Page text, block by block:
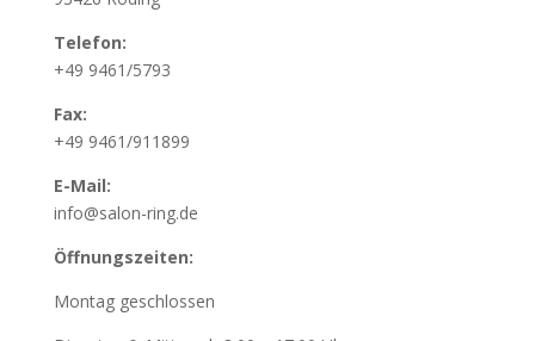
Telefon:
+49 9461/5793
Fax:
+49 9461/911899
E-Mail:
info@salon-ring.de
Öffnungszeiten:
Montag geschlossen